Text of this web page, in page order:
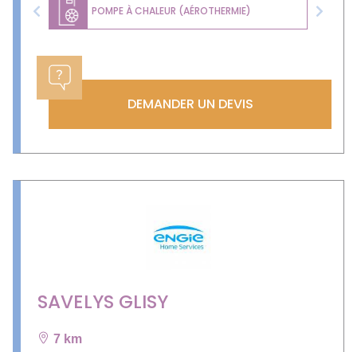
POMPE À CHALEUR (AÉROTHERMIE)
Previous Next
DEMANDER UN DEVIS
SAVELYS GLISY
7 km